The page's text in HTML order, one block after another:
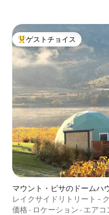
大好評のゲストチョイスです
ゲストチョイス
マウント・ピサのドームハ
レイクサイドリトリート -
イーンズタウン
価格 · ロケーション · エアコ